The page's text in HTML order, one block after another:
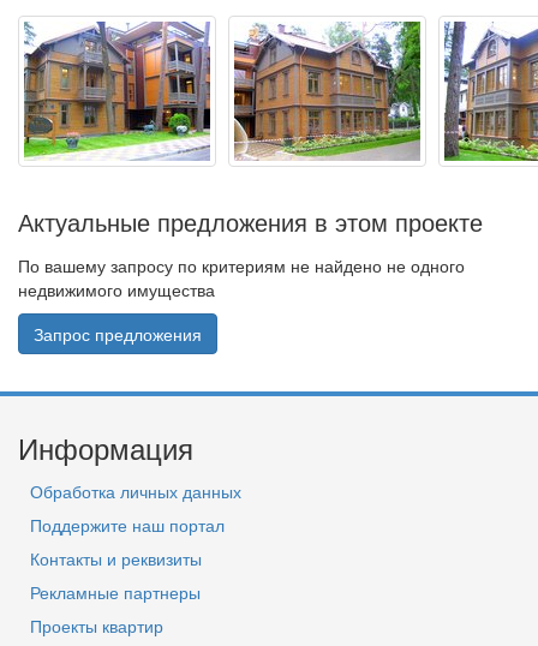
Актуальные предложения в этом проекте
По вашему запросу по критериям не найдено не одного
недвижимого имущества
Запрос предложения
Информация
Обработка личных данных
Поддержите наш портал
Контакты и реквизиты
Рекламные партнеры
Проекты квартир